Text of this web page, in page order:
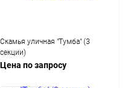
Скамья уличная "Тумба" (3
секции)
Цена по запросу